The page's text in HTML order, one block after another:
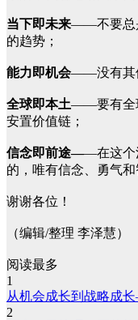
当下即未来——不要总
的趋势；
能力即机会——没有其
全球即本土——要有全
安置价值链；
信念即前途——在这个
的，唯有信念、勇气
谢谢各位！
（编辑/整理 李泽慧）
阅读最多
1
从机会成长到战略成
2